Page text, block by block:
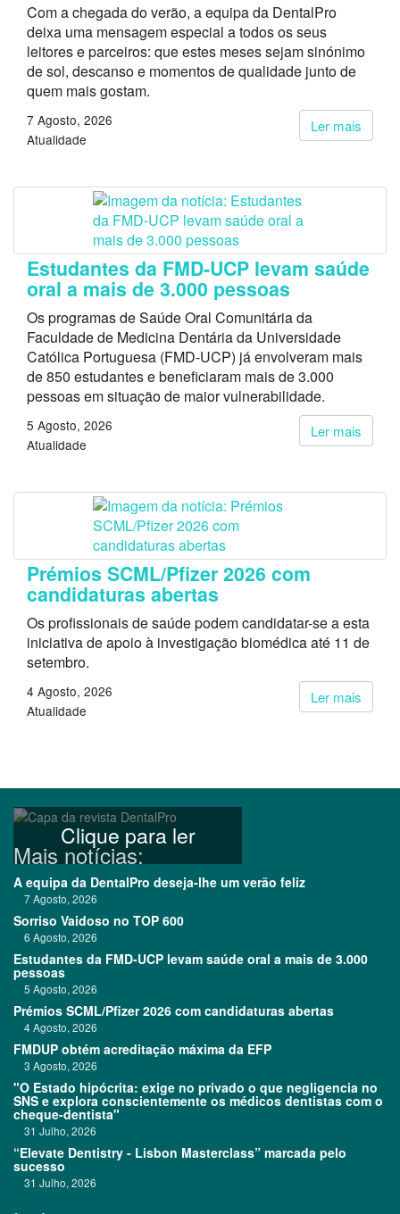
Com a chegada do verão, a equipa da DentalPro
deixa uma mensagem especial a todos os seus
leitores e parceiros: que estes meses sejam sinónimo
de sol, descanso e momentos de qualidade junto de
quem mais gostam.
Ler mais
7 Agosto, 2026
Atualidade
Estudantes da FMD-UCP levam saúde
oral a mais de 3.000 pessoas
Os programas de Saúde Oral Comunitária da
Faculdade de Medicina Dentária da Universidade
Católica Portuguesa (FMD-UCP) já envolveram mais
de 850 estudantes e beneficiaram mais de 3.000
pessoas em situação de maior vulnerabilidade.
Ler mais
5 Agosto, 2026
Atualidade
Prémios SCML/Pfizer 2026 com
candidaturas abertas
Os profissionais de saúde podem candidatar-se a esta
iniciativa de apoio à investigação biomédica até 11 de
setembro.
Ler mais
4 Agosto, 2026
Atualidade
Clique para ler
Mais notícias:
A equipa da DentalPro deseja-lhe um verão feliz
7 Agosto, 2026
Sorriso Vaidoso no TOP 600
6 Agosto, 2026
Estudantes da FMD-UCP levam saúde oral a mais de 3.000
pessoas
5 Agosto, 2026
Prémios SCML/Pfizer 2026 com candidaturas abertas
4 Agosto, 2026
FMDUP obtém acreditação máxima da EFP
3 Agosto, 2026
"O Estado hipócrita: exige no privado o que negligencia no
SNS e explora conscientemente os médicos dentistas com o
cheque-dentista"
31 Julho, 2026
“Elevate Dentistry - Lisbon Masterclass” marcada pelo
sucesso
31 Julho, 2026